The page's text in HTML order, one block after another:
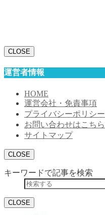
CLOSE
運営者情報
HOME
運営会社・免責事項
プライバシーポリシー
お問い合わせはこちら
サイトマップ
CLOSE
キーワードで記事を検索
CLOSE